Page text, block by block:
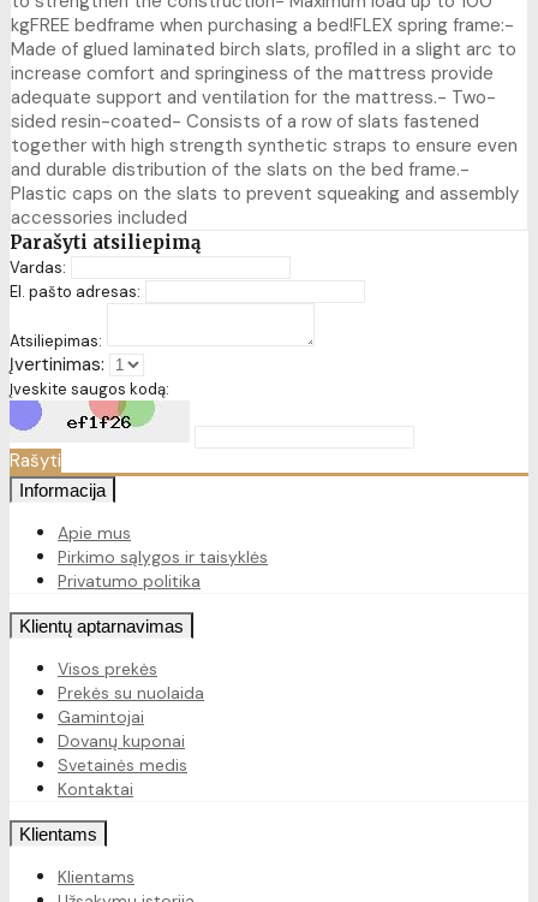
kgFREE bedframe when purchasing a bed!FLEX spring frame:-
Made of glued laminated birch slats, profiled in a slight arc to
increase comfort and springiness of the mattress provide
adequate support and ventilation for the mattress.- Two-
sided resin-coated- Consists of a row of slats fastened
together with high strength synthetic straps to ensure even
and durable distribution of the slats on the bed frame.-
Plastic caps on the slats to prevent squeaking and assembly
accessories included
Parašyti atsiliepimą
Vardas:
El. pašto adresas:
Atsiliepimas:
Įvertinimas:
Įveskite saugos kodą:
Rašyti
Informacija
Apie mus
Pirkimo sąlygos ir taisyklės
Privatumo politika
Klientų aptarnavimas
Visos prekės
Prekės su nuolaida
Gamintojai
Dovanų kuponai
Svetainės medis
Kontaktai
Klientams
Klientams